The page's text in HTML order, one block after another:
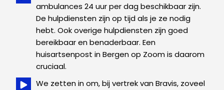
ambulances 24 uur per dag beschikbaar zijn.
De hulpdiensten zijn op tijd als je ze nodig
hebt. Ook overige hulpdiensten zijn goed
bereikbaar en benaderbaar. Een
huisartsenpost in Bergen op Zoom is daarom
cruciaal.
We zetten in om, bij vertrek van Bravis, zoveel